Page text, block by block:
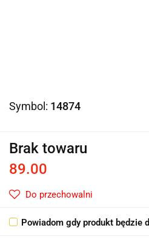
Symbol: 14874
Brak towaru
89.00
Do przechowalni
Powiadom gdy produkt będzie